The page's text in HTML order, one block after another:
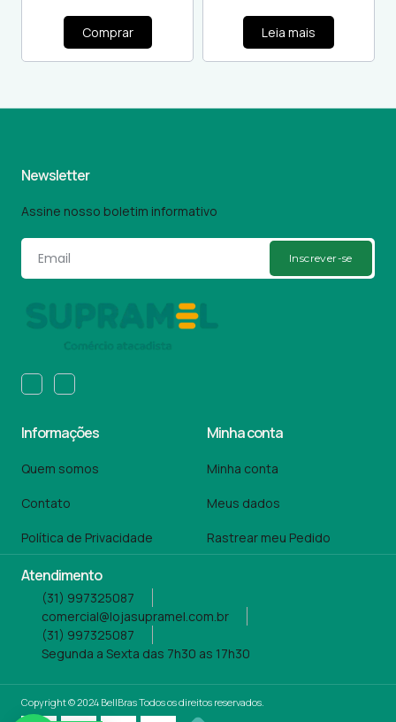
Comprar Leia mais
Newsletter
Assine nosso boletim informativo
Inscrever-se
Informações
Quem somos
Contato
Política de Privacidade
Minha conta
Minha conta
Meus dados
Rastrear meu Pedido
Atendimento
(31) 997325087
comercial@lojasupramel.com.br
(31) 997325087
Segunda a Sexta das 7h30 as 17h30
Copyright © 2024 BellBras Todos os direitos reservados.